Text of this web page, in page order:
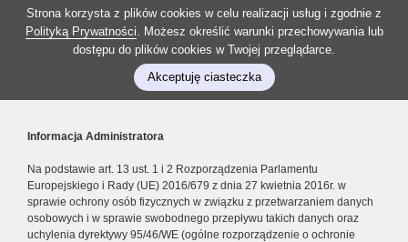
Strona korzysta z plików cookies w celu realizacji usług i zgodnie z
Polityką Prywatności. Możesz określić warunki przechowywania lub
dostępu do plików cookies w Twojej przeglądarce.
Akceptuję ciasteczka
Informacja Administratora
Na podstawie art. 13 ust. 1 i 2 Rozporządzenia Parlamentu
Europejskiego i Rady (UE) 2016/679 z dnia 27 kwietnia 2016r. w
sprawie ochrony osób fizycznych w związku z przetwarzaniem danych
osobowych i w sprawie swobodnego przepływu takich danych oraz
uchylenia dyrektywy 95/46/WE (ogólne rozporządzenie o ochronie